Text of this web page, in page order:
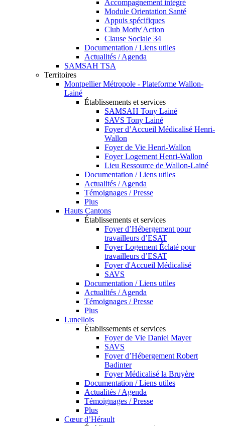
Accompagnement intégré
Module Orientation Santé
Appuis spécifiques
Club Motiv'Action
Clause Sociale 34
Documentation / Liens utiles
Actualités / Agenda
SAMSAH TSA
Territoires
Montpellier Métropole - Plateforme Wallon-
Lainé
Établissements et services
SAMSAH Tony Lainé
SAVS Tony Lainé
Foyer d’Accueil Médicalisé Henri-
Wallon
Foyer de Vie Henri-Wallon
Foyer Logement Henri-Wallon
Lieu Ressource de Wallon-Lainé
Documentation / Liens utiles
Actualités / Agenda
Témoignages / Presse
Plus
Hauts Cantons
Établissements et services
Foyer d’Hébergement pour
travailleurs d’ESAT
Foyer Logement Éclaté pour
travailleurs d’ESAT
Foyer d'Accueil Médicalisé
SAVS
Documentation / Liens utiles
Actualités / Agenda
Témoignages / Presse
Plus
Lunellois
Établissements et services
Foyer de Vie Daniel Mayer
SAVS
Foyer d’Hébergement Robert
Badinter
Foyer Médicalisé la Bruyère
Documentation / Liens utiles
Actualités / Agenda
Témoignages / Presse
Plus
Cœur d’Hérault